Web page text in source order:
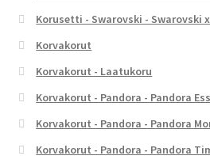
Korusetti - Swarovski - Swarovski
Korvakorut
Korvakorut - Laatukoru
Korvakorut - Pandora - Pandora
Korvakorut - Pandora - Pandora
Korvakorut - Pandora - Pandora